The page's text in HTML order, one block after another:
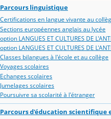
Parcours linguistique
Certifications en langue vivante au
Sections européennes anglais au lycée
option LANGUES ET CULTURES DE
option LANGUES ET CULTURES DE
Classes bilangues à l'école et au collège
Voyages scolaires
Echanges scolaires
Jumelages scolaires
Poursuivre sa scolarité à l'étranger
Parcours d'éducation scientifique